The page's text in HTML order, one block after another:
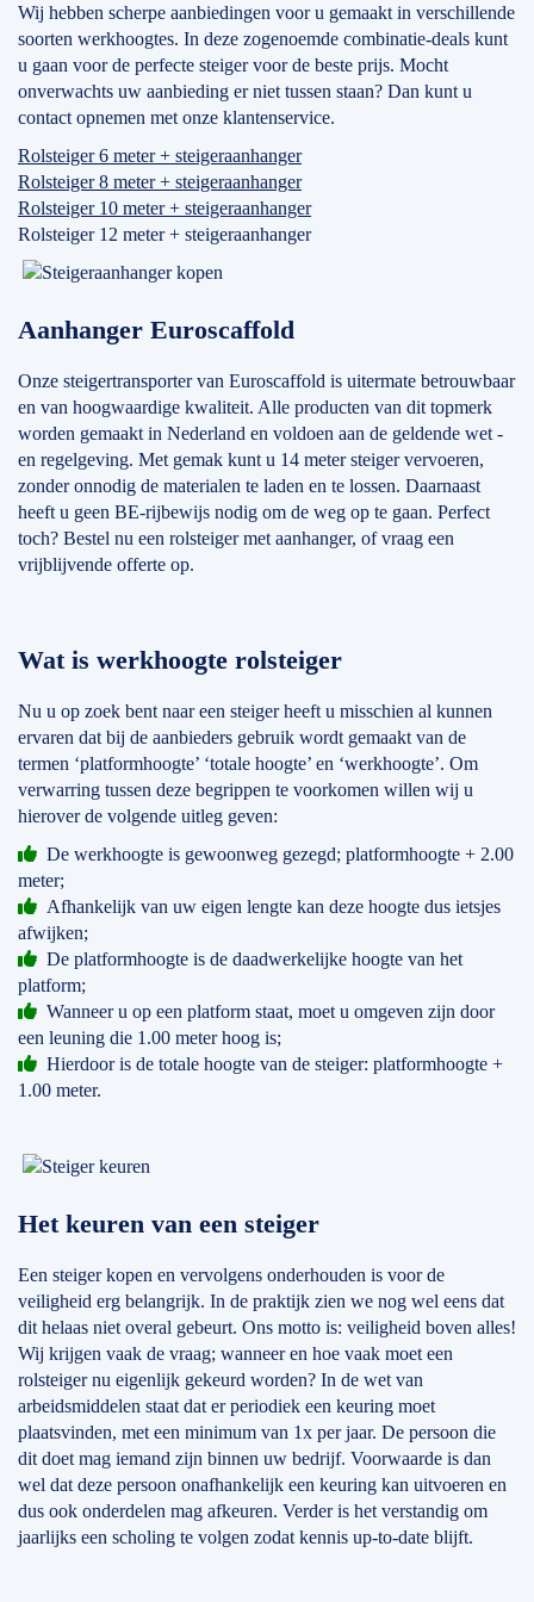
Wij hebben scherpe aanbiedingen voor u gemaakt in verschillende
soorten werkhoogtes. In deze zogenoemde combinatie-deals kunt
u gaan voor de perfecte steiger voor de beste prijs. Mocht
onverwachts uw aanbieding er niet tussen staan? Dan kunt u
contact opnemen met onze klantenservice.
Rolsteiger 6 meter + steigeraanhanger
Rolsteiger 8 meter + steigeraanhanger
Rolsteiger 10 meter + steigeraanhanger
Rolsteiger 12 meter + steigeraanhanger
Aanhanger Euroscaffold
Onze steigertransporter van Euroscaffold is uitermate betrouwbaar
en van hoogwaardige kwaliteit. Alle producten van dit topmerk
worden gemaakt in Nederland en voldoen aan de geldende wet -
en regelgeving. Met gemak kunt u 14 meter steiger vervoeren,
zonder onnodig de materialen te laden en te lossen. Daarnaast
heeft u geen BE-rijbewijs nodig om de weg op te gaan. Perfect
toch? Bestel nu een rolsteiger met aanhanger, of vraag een
vrijblijvende offerte op.
Wat is werkhoogte rolsteiger
Nu u op zoek bent naar een steiger heeft u misschien al kunnen
ervaren dat bij de aanbieders gebruik wordt gemaakt van de
termen ‘platformhoogte’ ‘totale hoogte’ en ‘werkhoogte’. Om
verwarring tussen deze begrippen te voorkomen willen wij u
hierover de volgende uitleg geven:
De werkhoogte is gewoonweg gezegd; platformhoogte + 2.00
meter;
Afhankelijk van uw eigen lengte kan deze hoogte dus ietsjes
afwijken;
De platformhoogte is de daadwerkelijke hoogte van het
platform;
Wanneer u op een platform staat, moet u omgeven zijn door
een leuning die 1.00 meter hoog is;
Hierdoor is de totale hoogte van de steiger: platformhoogte +
1.00 meter.
Het keuren van een steiger
Een steiger kopen en vervolgens onderhouden is voor de
veiligheid erg belangrijk. In de praktijk zien we nog wel eens dat
dit helaas niet overal gebeurt. Ons motto is: veiligheid boven alles!
Wij krijgen vaak de vraag; wanneer en hoe vaak moet een
rolsteiger nu eigenlijk gekeurd worden? In de wet van
arbeidsmiddelen staat dat er periodiek een keuring moet
plaatsvinden, met een minimum van 1x per jaar. De persoon die
dit doet mag iemand zijn binnen uw bedrijf. Voorwaarde is dan
wel dat deze persoon onafhankelijk een keuring kan uitvoeren en
dus ook onderdelen mag afkeuren. Verder is het verstandig om
jaarlijks een scholing te volgen zodat kennis up-to-date blijft.